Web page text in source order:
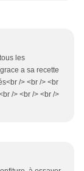
les
a sa recette
/> <br /> <br
/> <br /> <br />